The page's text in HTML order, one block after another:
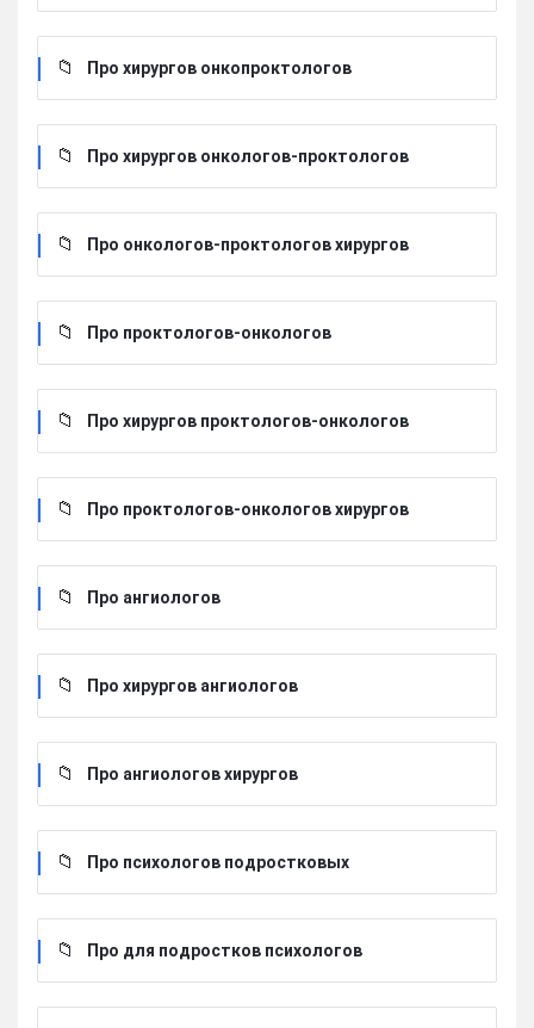
Про хирургов онкопроктологов
Про хирургов онкологов-проктологов
Про онкологов-проктологов хирургов
Про проктологов-онкологов
Про хирургов проктологов-онкологов
Про проктологов-онкологов хирургов
Про ангиологов
Про хирургов ангиологов
Про ангиологов хирургов
Про психологов подростковых
Про для подростков психологов